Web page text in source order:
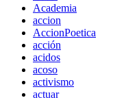
Academia
accion
AccionPoetica
acción
acidos
acoso
activismo
actuar